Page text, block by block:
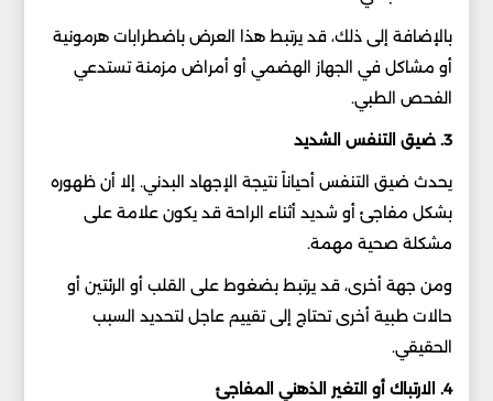
بالإضافة إلى ذلك، قد يرتبط هذا العرض باضطرابات هرمونية
أو مشاكل في الجهاز الهضمي أو أمراض مزمنة تستدعي
الفحص الطبي.
3. ضيق التنفس الشديد
يحدث ضيق التنفس أحياناً نتيجة الإجهاد البدني. إلا أن ظهوره
بشكل مفاجئ أو شديد أثناء الراحة قد يكون علامة على
مشكلة صحية مهمة.
ومن جهة أخرى، قد يرتبط بضغوط على القلب أو الرئتين أو
حالات طبية أخرى تحتاج إلى تقييم عاجل لتحديد السبب
الحقيقي.
4. الارتباك أو التغير الذهني المفاجئ